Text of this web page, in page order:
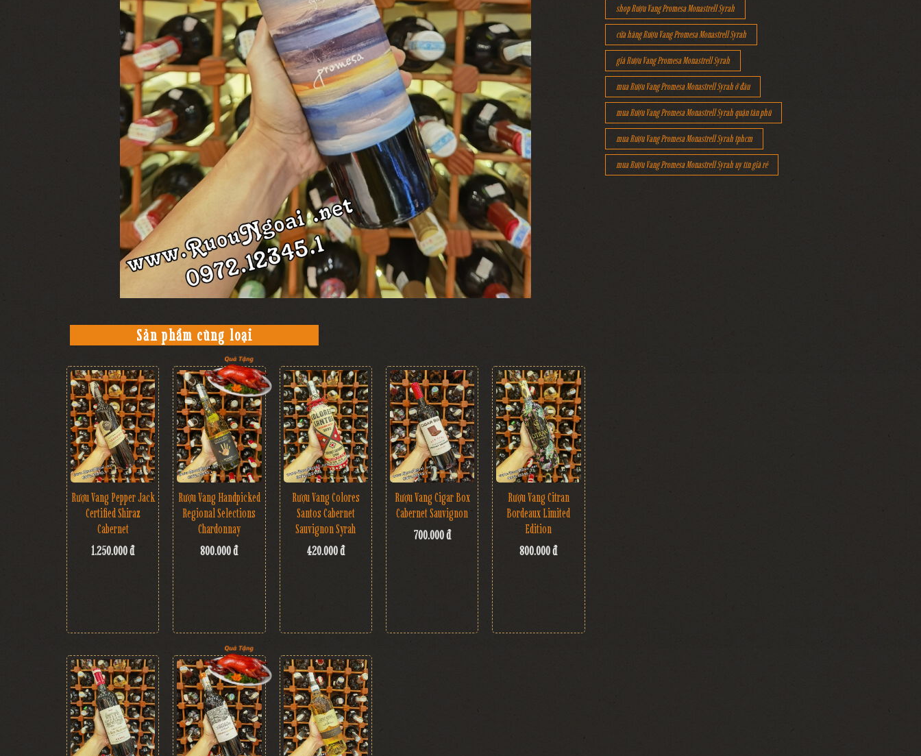
Sản phẩm cùng loại
Rượu Vang Pepper Jack
Certified Shiraz
Cabernet
1.250.000 đ
Rượu Vang Handpicked
Regional Selections
Chardonnay
800.000 đ
Rượu Vang Colores
Santos Cabernet
Sauvignon Syrah
420.000 đ
Rượu Vang Cigar Box
Cabernet Sauvignon
700.000 đ
Rượu Vang Citran
Bordeaux Limited
Edition
800.000 đ
shop Rượu Vang Promesa Monastrell Syrah
cửa hàng Rượu Vang Promesa Monastrell Syrah
giá Rượu Vang Promesa Monastrell Syrah
mua Rượu Vang Promesa Monastrell Syrah ở đâu
mua Rượu Vang Promesa Monastrell Syrah quận tân phú
mua Rượu Vang Promesa Monastrell Syrah tphcm
mua Rượu Vang Promesa Monastrell Syrah uy tín giá rẻ